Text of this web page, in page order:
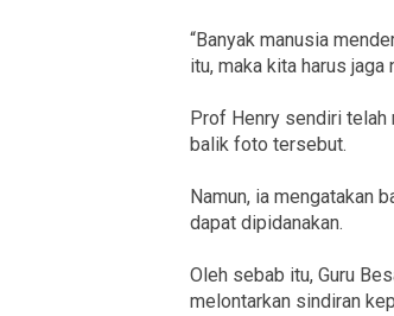
“Banyak manusia
itu, maka kita harus jaga
Prof Henry sendiri telah
balik foto tersebut.
Namun, ia mengatakan
dapat dipidanakan.
Oleh sebab itu, Guru
melontarkan sindiran